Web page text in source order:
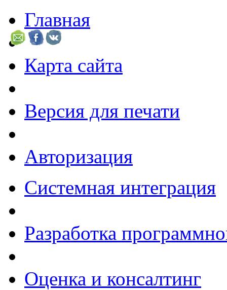
Главная
Карта сайта
Версия для печати
Авторизация
Системная интеграция
Разработка
Оценка и консалтинг